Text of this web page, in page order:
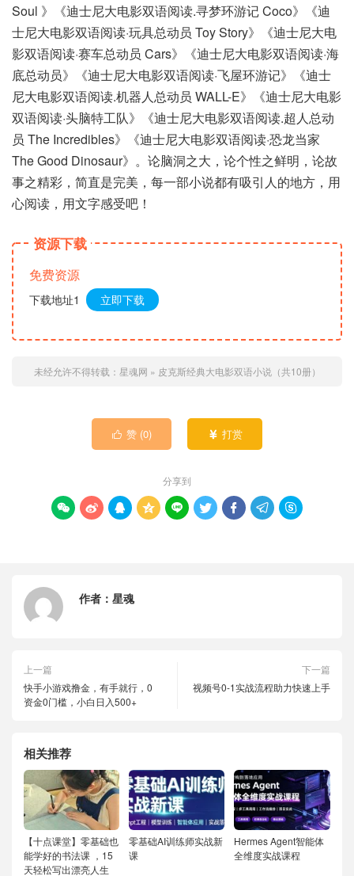
Soul 》《迪士尼大电影双语阅读.寻梦环游记 Coco》《迪
士尼大电影双语阅读·玩具总动员 Toy Story》《迪士尼大电
影双语阅读·赛车总动员 Cars》《迪士尼大电影双语阅读·海
底总动员》《迪士尼大电影双语阅读·飞屋环游记》《迪士
尼大电影双语阅读.机器人总动员 WALL-E》《迪士尼大电影
双语阅读·头脑特工队》《迪士尼大电影双语阅读.超人总动
员 The Incredibles》《迪士尼大电影双语阅读·恐龙当家
The Good Dinosaur》。论脑洞之大，论个性之鲜明，论故
事之精彩，简直是完美，每一部小说都有吸引人的地方，用
心阅读，用文字感受吧！
资源下载
免费资源
下载地址1 立即下载
未经允许不得转载： 星魂网 » 皮克斯经典大电影双语小说（共10册）
 赞 (0)  打赏
分享到
        
作者： 星魂
上一篇
快手小游戏撸金，有手就行，0
资金0门槛，小白日入500+
下一篇
视频号0-1实战流程助力快速上手
相关推荐
【十点课堂】零基础也
能学好的书法课 ，15
天轻松写出漂亮人生
零基础AI训练师实战新
课
Hermes Agent智能体
全维度实战课程